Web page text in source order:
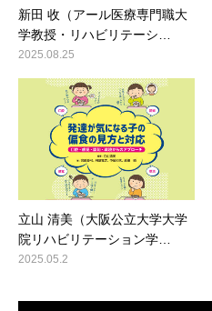
新田 收（アール医療専門職大
学教授・リハビリテーシ…
2025.08.25
立山 清美（大阪公立大学大学
院リハビリテーション学…
2025.05.2